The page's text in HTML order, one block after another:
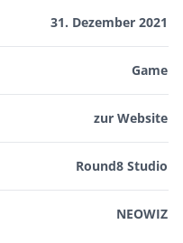
31. Dezember 2021
Game
zur Website
Round8 Studio
NEOWIZ